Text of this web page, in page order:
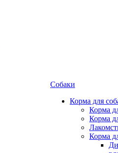
Собаки
Корма для
Корма
Корма
Корма